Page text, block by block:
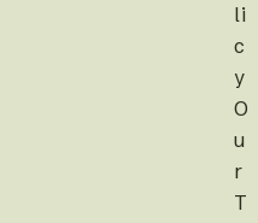
li
c
y
O
u
r
T